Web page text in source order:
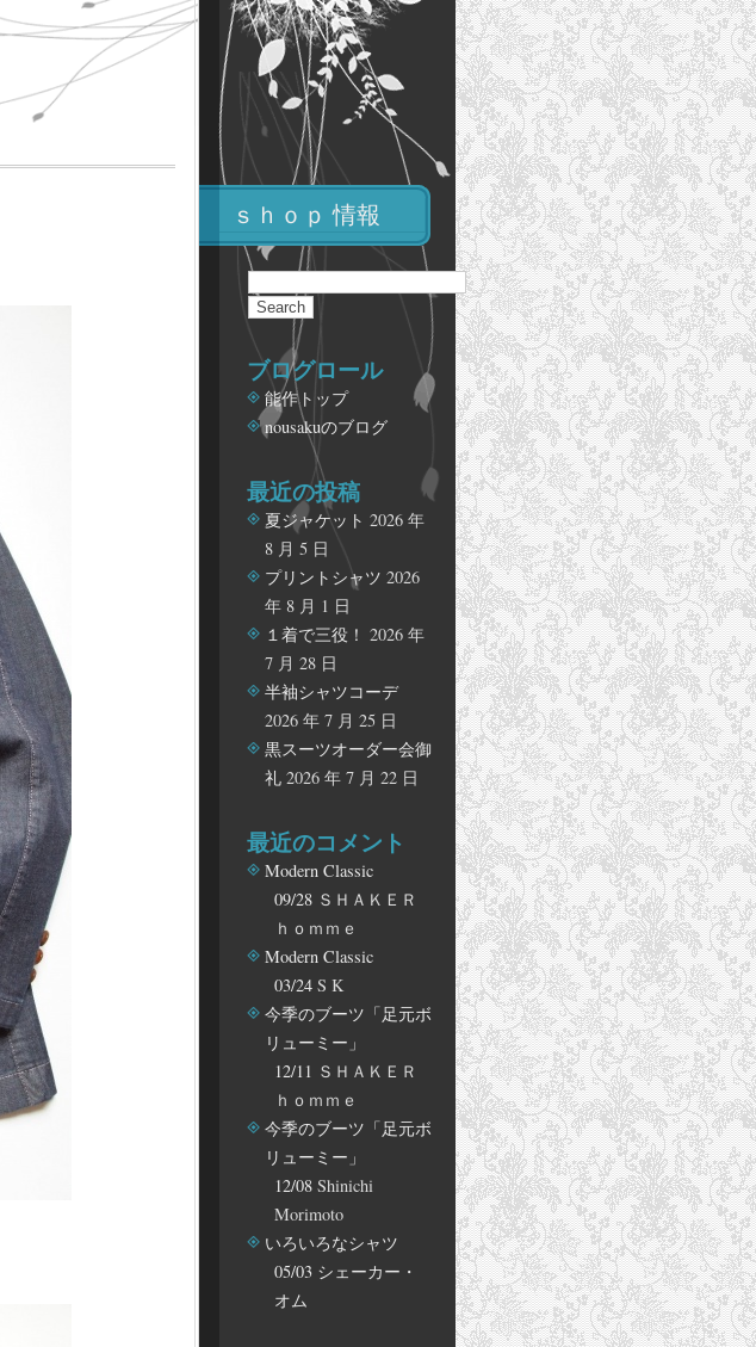
ｓｈｏｐ 情報
ブログロール
能作トップ
nousakuのブログ
最近の投稿
夏ジャケット 2026 年
8 月 5 日
プリントシャツ 2026
年 8 月 1 日
１着で三役！ 2026 年
7 月 28 日
半袖シャツコーデ
2026 年 7 月 25 日
黒スーツオーダー会御
礼 2026 年 7 月 22 日
最近のコメント
Modern Classic
09/28 ＳＨＡＫＥＲ
ｈｏｍｍｅ
Modern Classic
03/24 S K
今季のブーツ「足元ボ
リューミー」
12/11 ＳＨＡＫＥＲ
ｈｏｍｍｅ
今季のブーツ「足元ボ
リューミー」
12/08 Shinichi
Morimoto
いろいろなシャツ
05/03 シェーカー・
オム